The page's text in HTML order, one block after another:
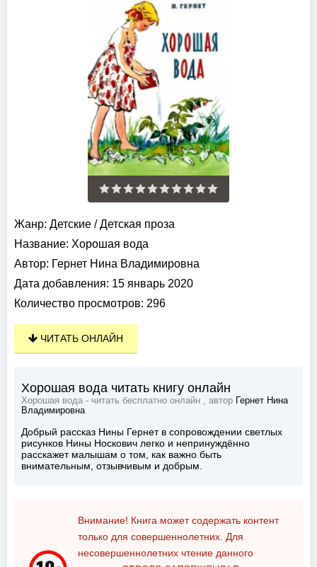
Жанр: Детские /Детская проза
Название: Хорошая вода
Автор: Гернет Нина Владимировна
Дата добавления: 15 январь 2020
Количество просмотров: 296
ЧИТАТЬ ОНЛАЙН
Хорошая вода читать книгу онлайн
Хорошая вода - читать бесплатно онлайн , автор
Гернет Нина
Владимировна
Добрый рассказ Нины Гернет в сопровождении светлых
рисунков Нины Носкович легко и непринуждённо
расскажет малышам о том, как важно быть
внимательным, отзывчивым и добрым.
Внимание! Книга может содержать контент
только для совершеннолетних. Для
несовершеннолетних чтение данного